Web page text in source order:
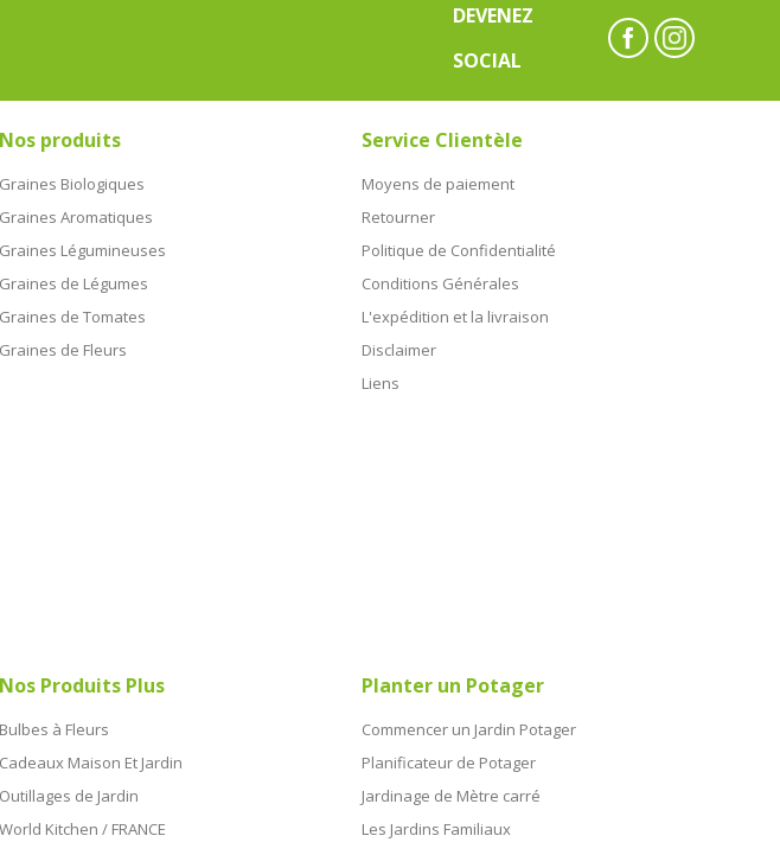
DEVENEZ
SOCIAL
Nos produits
Graines Biologiques
Graines Aromatiques
Graines Légumineuses
Graines de Légumes
Graines de Tomates
Graines de Fleurs
Service Clientèle
Moyens de paiement
Retourner
Politique de Confidentialité
Conditions Générales
L'expédition et la livraison
Disclaimer
Liens
Nos Produits Plus
Bulbes à Fleurs
Cadeaux Maison Et Jardin
Outillages de Jardin
World Kitchen / FRANCE
Planter un Potager
Commencer un Jardin Potager
Planificateur de Potager
Jardinage de Mètre carré
Les Jardins Familiaux